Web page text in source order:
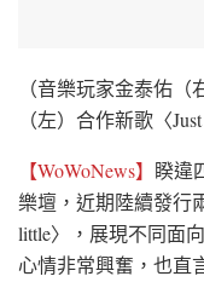
（音樂玩家金泰佑
（左）合作新歌〈
【WoWoNews】 睽違
樂壇，近期陸續發行
little〉，展現不同面
心情非常興奮，也直